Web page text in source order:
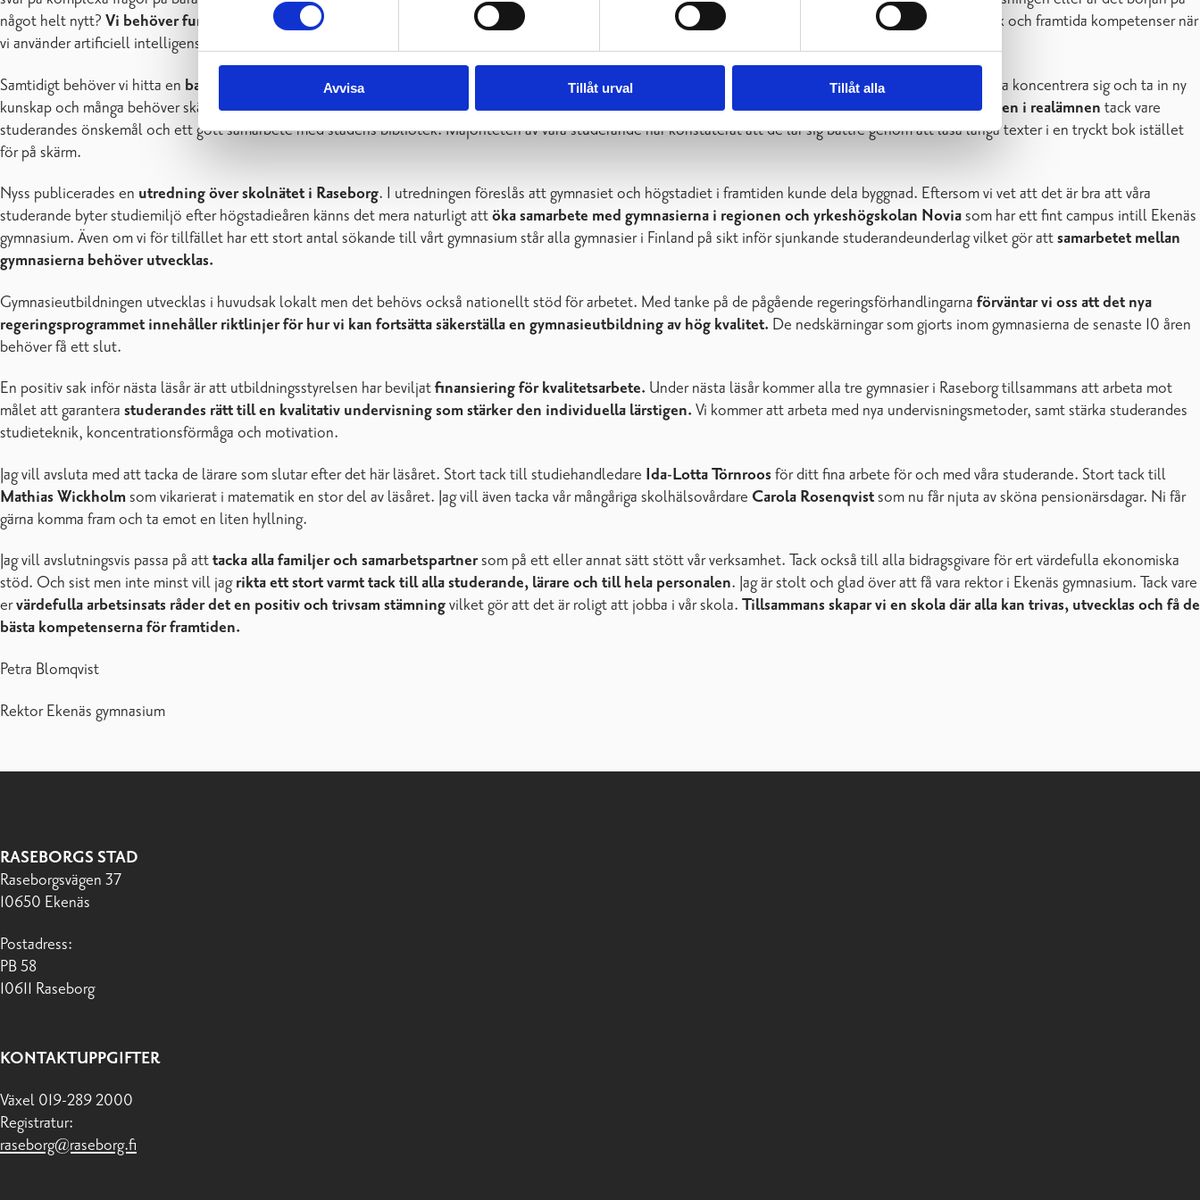
Avvisa Tillåt urval Tillåt alla
något helt nytt? Vi behöver fundera på hur vi kan använda artificiell intelligens som ett pedagogiskt verktyg. Hur kan vi implementera både mera källkritik och framtida kompetenser när
vi använder artificiell intelligens som ett stöd för lärandet?
Samtidigt behöver vi hitta en balans mellan den snabba digitaliseringen och mera traditionella inlärningsmetoder.
Många behöver skärmfri tid för att kunna koncentrera sig och ta in ny
kunskap och många behöver skärmfri tid för att återhämta sig från det ständiga informationsflödet. Vi är glada över att ha kunnat hålla kvar denfysiska läroboken i realämnen tack vare
studerandes önskemål och ett gott samarbete med stadens bibliotek. Majoriteten av våra studerande har konstaterat att de lär sig bättre genom att läsa långa texter i en tryckt bok istället
för på skärm.
Nyss publicerades en utredning över skolnätet i Raseborg. I utredningen föreslås att gymnasiet och högstadiet i framtiden kunde dela byggnad. Eftersom vi vet att det är bra att våra
studerande byter studiemiljö efter högstadieåren känns det mera naturligt attöka samarbete med gymnasierna i regionen och yrkeshögskolan Noviasom har ett fint campus intill Ekenäs
gymnasium. Även om vi för tillfället har ett stort antal sökande till vårt gymnasium står alla gymnasier i Finland på sikt inför sjunkande studerandeunderlag vilket gör attsamarbetet mellan
gymnasierna behöver utvecklas.
Gymnasieutbildningen utvecklas i huvudsak lokalt men det behövs också nationellt stöd för arbetet. Med tanke på de pågående regeringsförhandlingarna förväntar vi oss att det nya
regeringsprogrammet innehåller riktlinjer för hur vi kan fortsätta säkerställa en gymnasieutbildning av hög kvalitet. De nedskärningar som gjorts inom gymnasierna de senaste 10 åren
behöver få ett slut.
En positiv sak inför nästa läsår är att utbildningsstyrelsen har beviljatfinansiering för kvalitetsarbete. Under nästa läsår kommer alla tre gymnasier i Raseborg tillsammans att arbeta mot
målet att garantera studerandes rätt till en kvalitativ undervisning som stärker den individuella lärstigen.Vi kommer att arbeta med nya undervisningsmetoder, samt stärka studerandes
studieteknik, koncentrationsförmåga och motivation.
Jag vill avsluta med att tacka de lärare som slutar efter det här läsåret. Stort tack till studiehandledare Ida-Lotta Törnroos för ditt fina arbete för och med våra studerande. Stort tack till
Mathias Wickholmsom vikarierat i matematik en stor del av läsåret. Jag vill även tacka vår mångåriga skolhälsovårdare Carola Rosenqvistsom nu får njuta av sköna pensionärsdagar. Ni får
gärna komma fram och ta emot en liten hyllning.
Jag vill avslutningsvis passa på atttacka alla familjer och samarbetspartnersom på ett eller annat sätt stött vår verksamhet. Tack också till alla bidragsgivare för ert värdefulla ekonomiska
stöd. Och sist men inte minst vill jagrikta ett stort varmt tack till alla studerande, lärare och till hela personalen. Jag är stolt och glad över att få vara rektor i Ekenäs gymnasium. Tack vare
ervärdefulla arbetsinsats råder det en positiv och trivsam stämningvilket gör att det är roligt att jobba i vår skola. Tillsammans skapar vi en skola där alla kan trivas, utvecklas och få de
bästa kompetenserna för framtiden.
Petra Blomqvist
Rektor Ekenäs gymnasium
RASEBORGS STAD
Raseborgsvägen 37
10650 Ekenäs
Postadress:
PB 58
10611 Raseborg
KONTAKTUPPGIFTER
Växel 019-289 2000
Registratur:
raseborg@raseborg.fi